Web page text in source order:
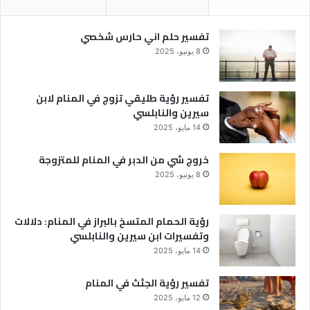
تفسير حلم اني حارس شخصي
8 يونيو، 2025
تفسير رؤية طليقي تزوج في المنام لابن
سيرين والنابلسي
14 مايو، 2025
خروج شي من الدبر في المنام للمتزوجة
8 يونيو، 2025
رؤية الحمام المتسخ بالبراز في المنام: دلالات
وتفسيرات ابن سيرين والنابلسي
14 مايو، 2025
تفسير رؤية الجثث في المنام
12 مايو، 2025